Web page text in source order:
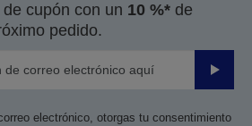
cupón con un 10 %* de
pedido.
Enviar
electrónico, otorgas tu consentimiento